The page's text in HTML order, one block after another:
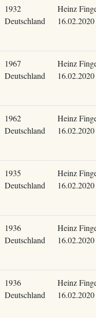
1932
Deutschland
Heinz
16.02.2020
1967
Deutschland
Heinz
16.02.2020
1962
Deutschland
Heinz
16.02.2020
1935
Deutschland
Heinz
16.02.2020
1936
Deutschland
Heinz
16.02.2020
1936
Deutschland
Heinz
16.02.2020